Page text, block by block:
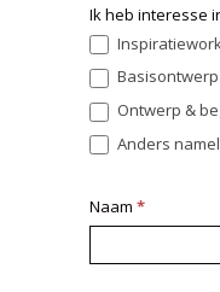
Contact
Ik heb interesse
Basisontwerp
Ontwerp &
Anders
Naam *